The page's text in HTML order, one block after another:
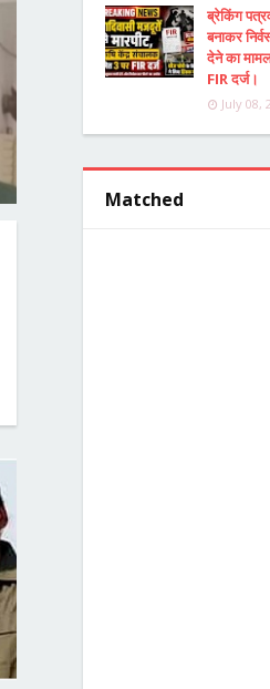
ब्रेकिंग
बनाकर
देने का
FIR दर्ज।
July 08,
Matched